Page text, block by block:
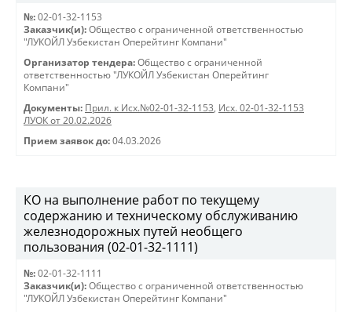
№: 02-01-32-1153
Заказчик(и): Общество с ограниченной ответственностью
"ЛУКОЙЛ Узбекистан Оперейтинг Компани"
Организатор тендера: Общество с ограниченной
ответственностью "ЛУКОЙЛ Узбекистан Оперейтинг
Компани"
Документы: Прил. к Исх.№02-01-32-1153, Исх. 02-01-32-1153
ЛУОК от 20.02.2026
Прием заявок до: 04.03.2026
КО на выполнение работ по текущему
содержанию и техническому обслуживанию
железнодорожных путей необщего
пользования (02-01-32-1111)
№: 02-01-32-1111
Заказчик(и): Общество с ограниченной ответственностью
"ЛУКОЙЛ Узбекистан Оперейтинг Компани"